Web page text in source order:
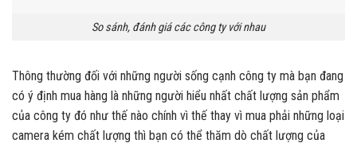
So sánh, đánh giá các công ty với nhau
Thông thường đối với những người sống cạnh công ty mà bạn đang
có ý định mua hàng là những người hiểu nhất chất lượng sản phẩm
của công ty đó như thế nào chính vì thế thay vì mua phải những loại
camera kém chất lượng thì bạn có thể thăm dò chất lượng của